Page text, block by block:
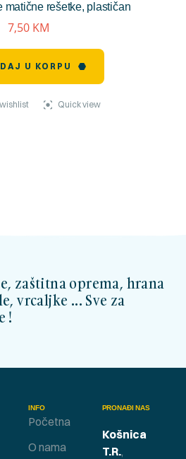
matične rešetke, plastičan
7,50 KM
U KORPU
Quick view
zaštitna oprema, hrana
vrcaljke ... Sve za
!
INFO
Početna
O nama
PRONAĐI NAS
Košnica
T.R.,